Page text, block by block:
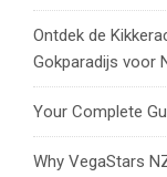
Ontdek de
Gokparadijs voor
Your Complete
Why VegaStars